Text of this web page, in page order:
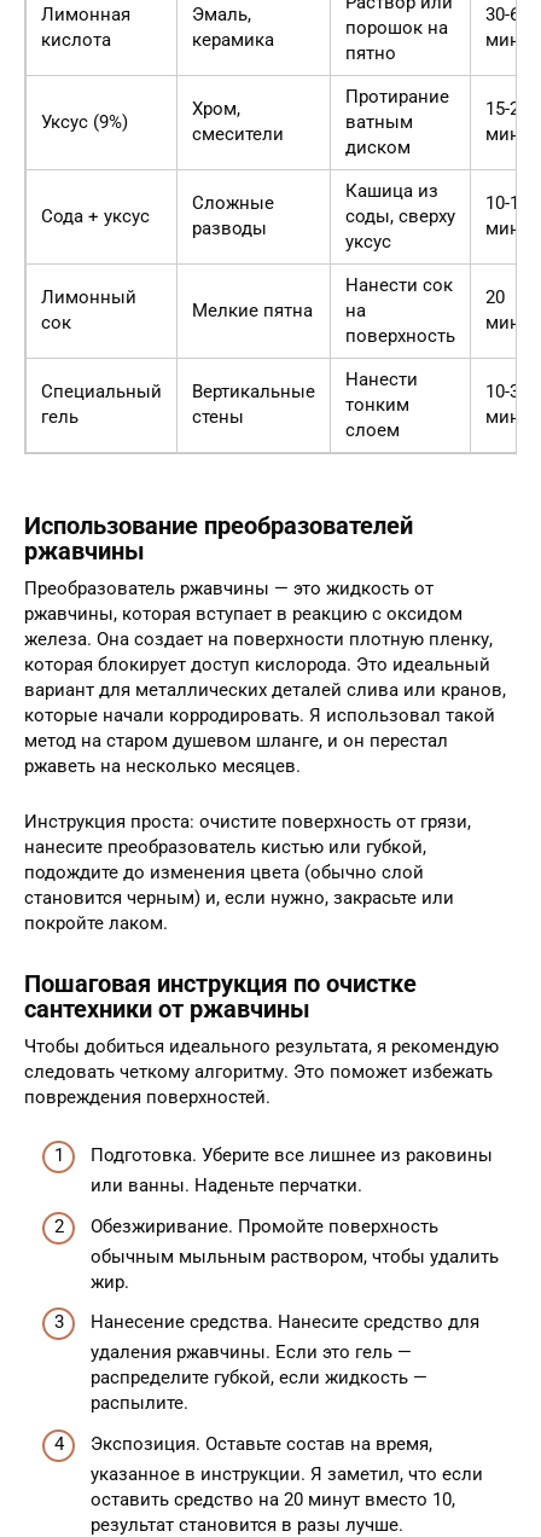
Лимонная
кислота
Эмаль,
керамика
порошок на
пятно
30-60
мин
Уксус (9%)
Хром,
смесители
Протирание
ватным
диском
15-20
мин
Сода + уксус
Сложные
разводы
Кашица из
соды, сверху
уксус
10-15
мин
Лимонный
сок
Мелкие пятна
Нанести сок
на
поверхность
20
мин
Специальный
гель
Вертикальные
стены
Нанести
тонким
слоем
10-30
мин
Использование преобразователей
ржавчины
Преобразователь ржавчины — это жидкость от
ржавчины, которая вступает в реакцию с оксидом
железа. Она создает на поверхности плотную пленку,
которая блокирует доступ кислорода. Это идеальный
вариант для металлических деталей слива или кранов,
которые начали корродировать. Я использовал такой
метод на старом душевом шланге, и он перестал
ржаветь на несколько месяцев.
Инструкция проста: очистите поверхность от грязи,
нанесите преобразователь кистью или губкой,
подождите до изменения цвета (обычно слой
становится черным) и, если нужно, закрасьте или
покройте лаком.
Пошаговая инструкция по очистке
сантехники от ржавчины
Чтобы добиться идеального результата, я рекомендую
следовать четкому алгоритму. Это поможет избежать
повреждения поверхностей.
Подготовка. Уберите все лишнее из раковины
или ванны. Наденьте перчатки.
Обезжиривание. Промойте поверхность
обычным мыльным раствором, чтобы удалить
жир.
Нанесение средства. Нанесите средство для
удаления ржавчины. Если это гель —
распределите губкой, если жидкость —
распылите.
Экспозиция. Оставьте состав на время,
указанное в инструкции. Я заметил, что если
оставить средство на 20 минут вместо 10,
результат становится в разы лучше.